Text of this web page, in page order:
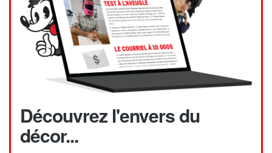
Découvrez l'envers du
décor...